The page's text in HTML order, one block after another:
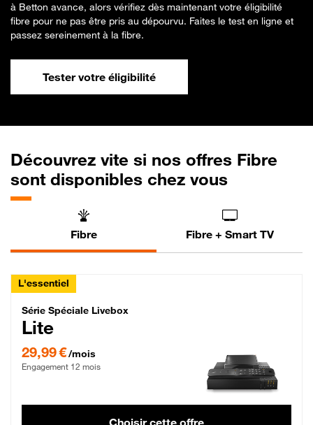
à Betton avance, alors vérifiez dès maintenant votre éligibilité
fibre pour ne pas être pris au dépourvu. Faites le test en ligne et
passez sereinement à la fibre.
Tester votre éligibilité
Découvrez vite si nos offres Fibre
sont disponibles chez vous
Fibre Fibre + Smart TV
L'essentiel
Série Spéciale Livebox Lite Fibre
Série Spéciale Livebox
Lite
29,99 €/mois
Engagement 12 mois
Choisir cette offre